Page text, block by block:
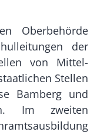
Oberbehörde
der
von Mittel-
Stellen
Bamberg und
Im zweiten